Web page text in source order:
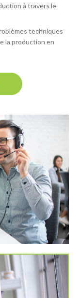
à travers le
techniques
la production en